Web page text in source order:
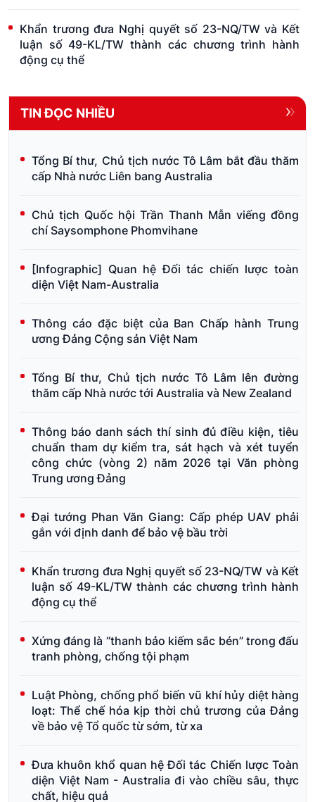
Khẩn trương đưa Nghị quyết số 23-NQ/TW và Kết
luận số 49-KL/TW thành các chương trình hành
động cụ thể
TIN ĐỌC NHIỀU
Tổng Bí thư, Chủ tịch nước Tô Lâm bắt đầu thăm
cấp Nhà nước Liên bang Australia
Chủ tịch Quốc hội Trần Thanh Mẫn viếng đồng
chí Saysomphone Phomvihane
[Infographic] Quan hệ Đối tác chiến lược toàn
diện Việt Nam-Australia
Thông cáo đặc biệt của Ban Chấp hành Trung
ương Đảng Cộng sản Việt Nam
Tổng Bí thư, Chủ tịch nước Tô Lâm lên đường
thăm cấp Nhà nước tới Australia và New Zealand
Thông báo danh sách thí sinh đủ điều kiện, tiêu
chuẩn tham dự kiểm tra, sát hạch và xét tuyển
công chức (vòng 2) năm 2026 tại Văn phòng
Trung ương Đảng
Đại tướng Phan Văn Giang: Cấp phép UAV phải
gắn với định danh để bảo vệ bầu trời
Khẩn trương đưa Nghị quyết số 23-NQ/TW và Kết
luận số 49-KL/TW thành các chương trình hành
động cụ thể
Xứng đáng là “thanh bảo kiếm sắc bén” trong đấu
tranh phòng, chống tội phạm
Luật Phòng, chống phổ biến vũ khí hủy diệt hàng
loạt: Thể chế hóa kịp thời chủ trương của Đảng
về bảo vệ Tổ quốc từ sớm, từ xa
Đưa khuôn khổ quan hệ Đối tác Chiến lược Toàn
diện Việt Nam - Australia đi vào chiều sâu, thực
chất, hiệu quả